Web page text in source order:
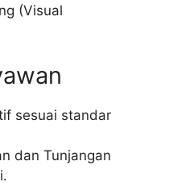
(Visual
sesuai standar
dan Tunjangan